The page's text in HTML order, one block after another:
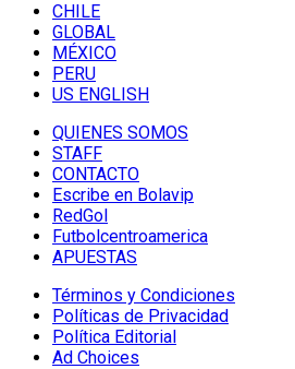
CHILE
GLOBAL
MÉXICO
PERU
US ENGLISH
QUIENES SOMOS
STAFF
CONTACTO
Escribe en Bolavip
RedGol
Futbolcentroamerica
APUESTAS
Términos y Condiciones
Políticas de Privacidad
Política Editorial
Ad Choices